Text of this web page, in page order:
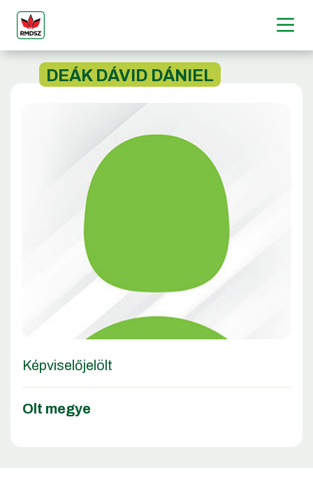
DEÁK DÁVID DÁNIEL
Képviselőjelölt
Olt megye